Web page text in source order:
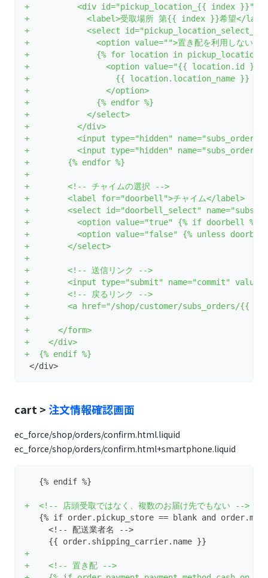
+          <div id="pickup_location_{{ index }}">
+            <label>受取場所 第{{ index }}希望</
+            <select id="pickup_location_select_{{
+              <option value="">置き配を利用しない</
+              {% for location in pickup_locations
+                <option value="{{ location.id }}" {%
+                  {{ location.location_name }}
+                </option>
+              {% endfor %}
+            </select>
+          </div>
+          <input type="hidden"
+          <input type="hidden"
+        {% endfor %}
+
+        <!-- チャイムの選択 -->
+        <label for="doorbell">チャイム</label>
+        <select id="doorbell_select"
+          <option value="true" {% if doorbell
+          <option value="false" {% unless doorbell
+        </select>
+
+        <!-- 送信リンク -->
+        <input type="submit" name="commit"
+        <!-- 戻るリンク -->
+        <a href="/shop/customer/subs_orders/{{
+
+      </form>
+    </div>
+  {% endif %}
</div>
cart > 注文情報確認画面
ec_force/shop/orders/confirm.html.liquid
ec_force/shop/orders/confirm.html+smartphone.liquid
   {% endif %}
+  <!-- 店頭受取ではなく、複数のお届け先でもない -->
{% if order.pickup_store == blank and
     <!-- 配送業者名 -->
     {{ order.shipping_carrier.name }}
+
+    <!-- 置き配 -->